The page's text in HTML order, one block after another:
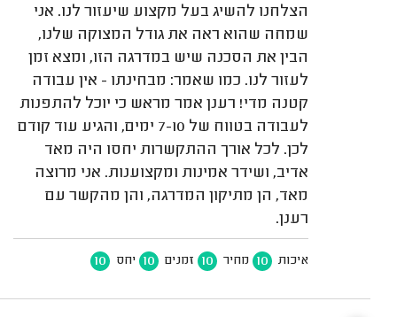
הצלחנו להשיג בעל מקצוע שיעזור לנו. אני
שמחה שהוא ראה את גודל המצוקה שלנו,
הבין את הסכנה שיש במדרגה הזו, ומצא זמן
לעזור לנו. כמו שאמר: מבחינתו - אין עבודה
קטנה מדי! רענן אמר מראש כי יוכל להתפנות
לעבודה בטווח של 7-10 ימים, והגיע עוד קודם
לכן. לכל אורך ההתקשרות יחסו היה מאד
אדיב, ושידר אמינות ומקצוענות. אני מרוצה
מאד, הן מתיקון המדרגה, והן מהקשר עם
רענן.
איכות 10 מחיר 10 זמנים 10 יחס 10